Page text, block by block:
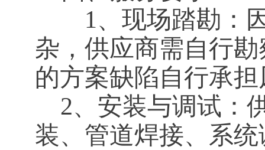
1、现场踏勘：因
杂，供应商需自行
的方案缺陷自行承
2、安装与调试：
装、管道焊接、系